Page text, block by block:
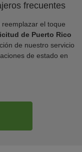
frecuentes
el toque
de Puerto Rico
de nuestro servicio
de estado en